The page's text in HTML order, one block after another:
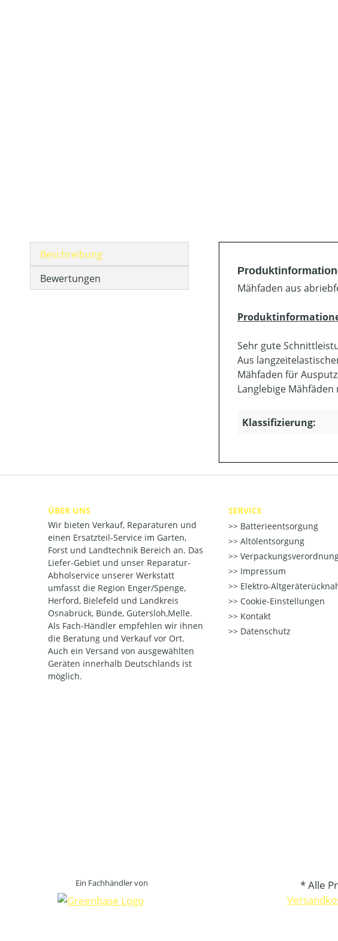
Beschreibung
Bewertungen
Mähfaden aus
Sehr gute
Aus
Mähfaden für
Langlebige
Klassifizierung:
ÜBER UNS
Wir bieten Verkauf, Reparaturen und
einen Ersatzteil-Service im Garten,
Forst und Landtechnik Bereich an. Das
Liefer-Gebiet und unser Reparatur-
Abholservice unserer Werkstatt
umfasst die Region Enger/Spenge,
Herford, Bielefeld und Landkreis
Osnabrück, Bünde, Gütersloh,Melle.
Als Fach-Händler empfehlen wir ihnen
die Beratung und Verkauf vor Ort.
Auch ein Versand von ausgewählten
Geräten innerhalb Deutschlands ist
möglich.
SERVICE
Batterieentsorgung
Altölentsorgung
Impressum
Elektro-
Cookie-Einstellungen
Kontakt
Datenschutz
Ein Fachhändler von
* Alle